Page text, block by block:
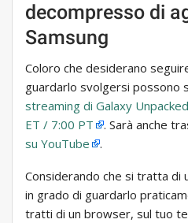
decompresso di
Samsung
Coloro che desiderano
guardarlo svolgersi possono
streaming di Galaxy Unpacked
ET / 7:00 PT
. Sarà anche
su YouTube
.
Considerando che si tratta di
in grado di guardarlo
tratti di un browser, sul tuo